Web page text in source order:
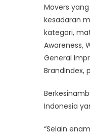
Movers
kesadaran
kategori,
Awareness,
General
BrandIndex,
Indonesia
“Selain